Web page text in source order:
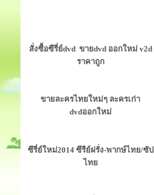
สั่งซื้อซีรี่ย์dvd ขายdvd ออกใหม่ v2d
ราคาถูก
ขายละครไทยใหม่ๆ ละครเก่า
dvdออกใหม่
ซีรี่ย์ใหม่2014 ซีรีย์ฝรั่ง-พากษ์ไทย/ซัป
ไทย